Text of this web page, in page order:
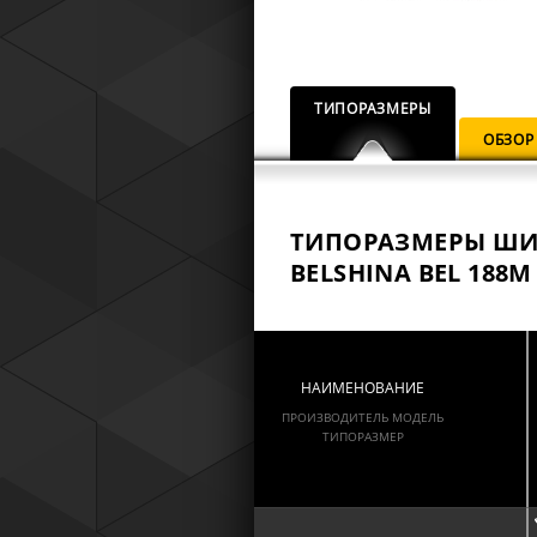
ТИПОРАЗМЕРЫ
ОБЗОР
ТИПОРАЗМЕРЫ
BELSHINA BEL 188M
НАИМЕНОВАНИЕ
ПРОИЗВОДИТЕЛЬ МОДЕЛЬ
ТИПОРАЗМЕР